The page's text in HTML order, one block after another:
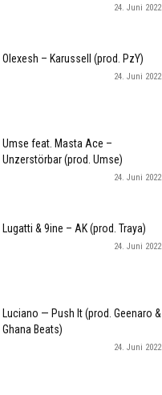
24. Juni 2022
Olexesh – Karussell (prod. PzY)
24. Juni 2022
Umse feat. Masta Ace –
Unzerstörbar (prod. Umse)
24. Juni 2022
Lugatti & 9ine – AK (prod. Traya)
24. Juni 2022
Luciano — Push It (prod. Geenaro &
Ghana Beats)
24. Juni 2022